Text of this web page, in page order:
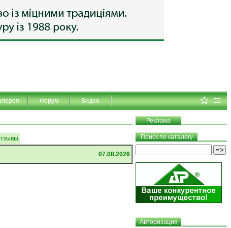
Форум Видео
Реклама
07.08.2026
Поиск по каталогу
Авторизация